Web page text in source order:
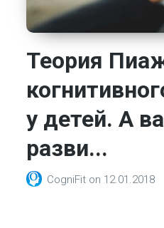
Теория
у детей. А
разви...
CogniFit on 12.01.2018